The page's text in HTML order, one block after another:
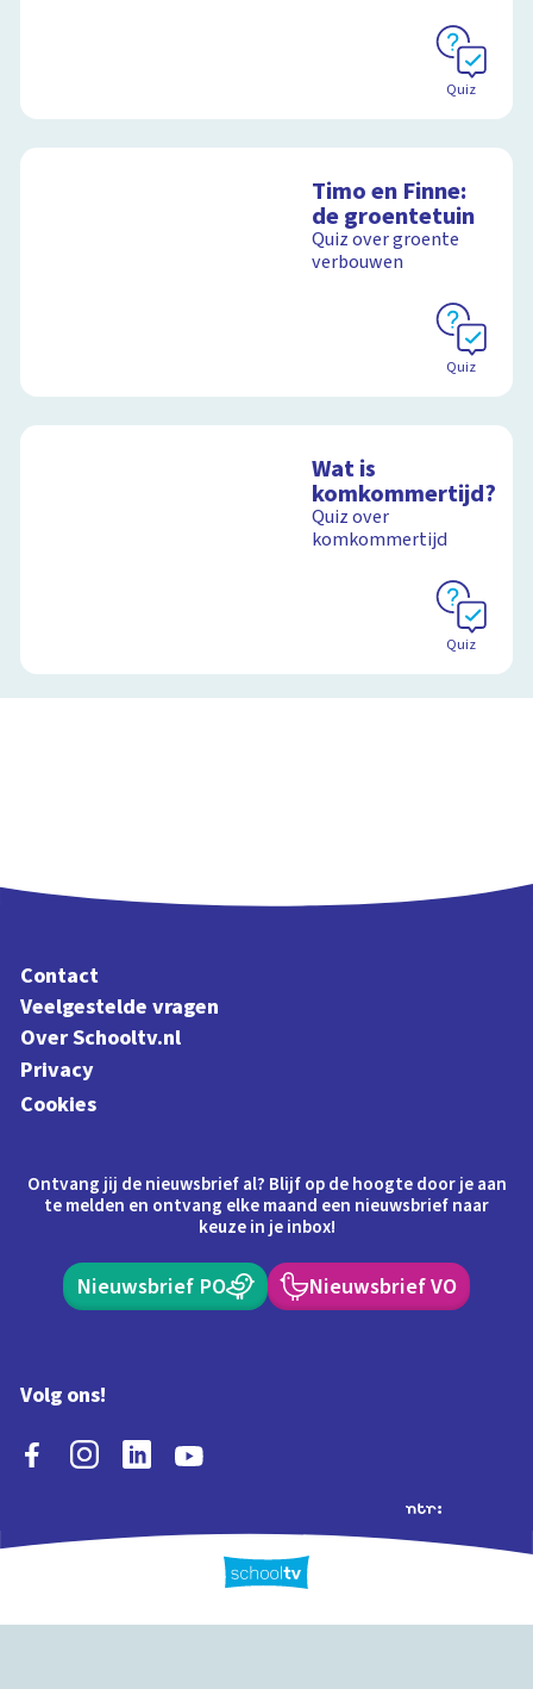
Quiz
Timo en Finne:
de groentetuin
Quiz over groente
verbouwen
Quiz
Wat is
komkommertijd?
Quiz over
komkommertijd
Quiz
Contact
Veelgestelde vragen
Over Schooltv.nl
Privacy
Cookies
Ontvang jij de nieuwsbrief al? Blijf op de hoogte door je aan
te melden en ontvang elke maand een nieuwsbrief naar
keuze in je inbox!
Nieuwsbrief PO Nieuwsbrief VO
Volg ons!